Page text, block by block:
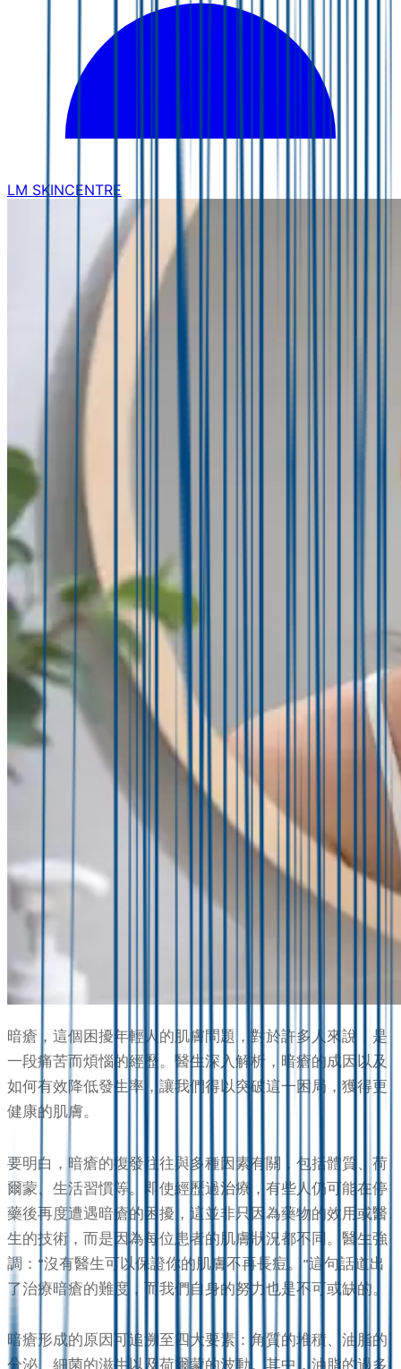
LM SKINCENTRE
暗瘡，這個困擾年輕人的肌膚問題，對於許多人來說，是
一段痛苦而煩惱的經歷。醫生深入解析，暗瘡的成因以及
如何有效降低發生率，讓我們得以突破這一困局，獲得更
健康的肌膚。
要明白，暗瘡的復發往往與多種因素有關，包括體質、荷
爾蒙、生活習慣等。即使經歷過治療，有些人仍可能在停
藥後再度遭遇暗瘡的困擾，這並非只因為藥物的效用或醫
生的技術，而是因為每位患者的肌膚狀況都不同。醫生強
調：“沒有醫生可以保證你的肌膚不再長痘。”這句話道出
了治療暗瘡的難度，而我們自身的努力也是不可或缺的。
暗瘡形成的原因可追溯至四大要素：角質的堆積、油脂的
分泌、細菌的滋生以及荷爾蒙的波動。其中，油脂的過多